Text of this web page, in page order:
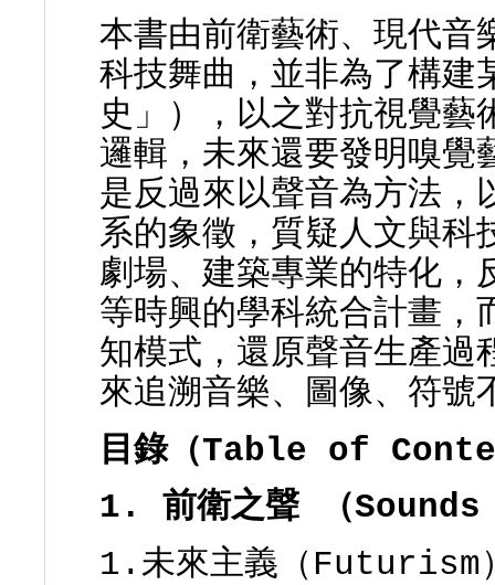
本書由前衛藝術、現代音
科技舞曲，並非為了構建
史」），以之對抗視覺藝
邏輯，未來還要發明嗅覺
是反過來以聲音為方法，
系的象徵，質疑人文與科
劇場、建築專業的特化，
等時興的學科統合計畫，
知模式，還原聲音生產過
來追溯音樂、圖像、符號
目錄（Table of
1. 前衛之聲 （
1.未來主義（Futurism